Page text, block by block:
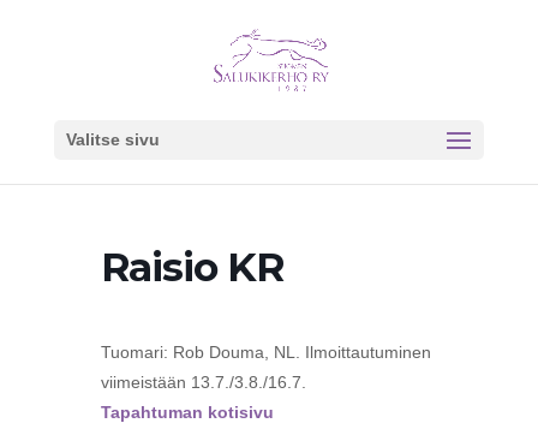
Valitse sivu
Raisio KR
Tuomari: Rob Douma, NL. Ilmoittautuminen
viimeistään 13.7./3.8./16.7.
Tapahtuman kotisivu